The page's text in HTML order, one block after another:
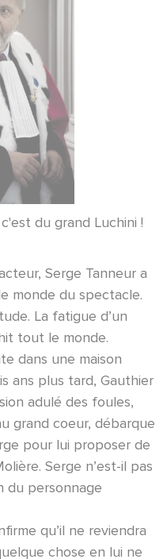
du grand Luchini !
Serge Tanneur a
monde du spectacle.
La fatigue d’un
tout le monde.
dans une maison
ans plus tard, Gauthier
adulé des foules,
grand coeur, débarque
pour lui proposer de
Serge n’est-il pas
du personnage
qu’il ne reviendra
chose en lui ne